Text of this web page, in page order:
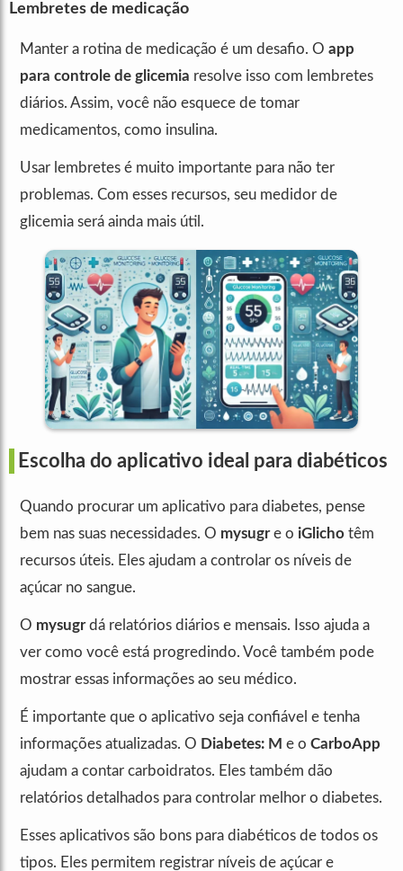
Lembretes de medicação
Manter a rotina de medicação é um desafio. O app
para controle de glicemia resolve isso com lembretes
diários. Assim, você não esquece de tomar
medicamentos, como insulina.
Usar lembretes é muito importante para não ter
problemas. Com esses recursos, seu medidor de
glicemia será ainda mais útil.
Escolha do aplicativo ideal para diabéticos
Quando procurar um aplicativo para diabetes, pense
bem nas suas necessidades. O mysugre o iGlicho têm
recursos úteis. Eles ajudam a controlar os níveis de
açúcar no sangue.
O mysugrdá relatórios diários e mensais. Isso ajuda a
ver como você está progredindo. Você também pode
mostrar essas informações ao seu médico.
É importante que o aplicativo seja confiável e tenha
informações atualizadas. O Diabetes: M e o CarboApp
ajudam a contar carboidratos. Eles também dão
relatórios detalhados para controlar melhor o diabetes.
Esses aplicativos são bons para diabéticos de todos os
tipos. Eles permitem registrar níveis de açúcar e